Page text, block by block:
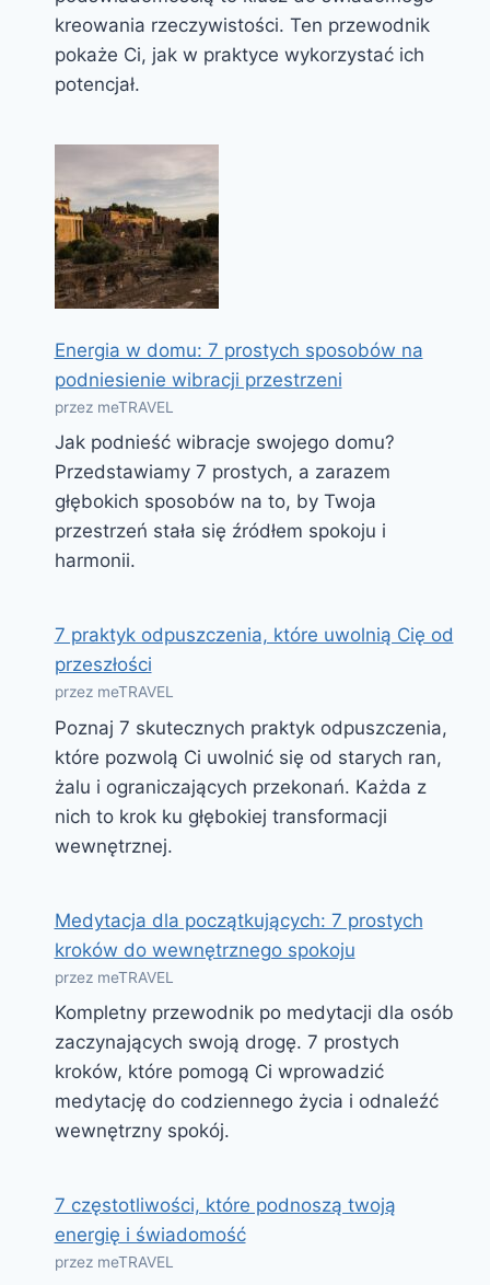
kreowania rzeczywistości. Ten przewodnik
pokaże Ci, jak w praktyce wykorzystać ich
potencjał.
Energia w domu: 7 prostych sposobów na
podniesienie wibracji przestrzeni
przez meTRAVEL
Jak podnieść wibracje swojego domu?
Przedstawiamy 7 prostych, a zarazem
głębokich sposobów na to, by Twoja
przestrzeń stała się źródłem spokoju i
harmonii.
7 praktyk odpuszczenia, które uwolnią Cię od
przeszłości
przez meTRAVEL
Poznaj 7 skutecznych praktyk odpuszczenia,
które pozwolą Ci uwolnić się od starych ran,
żalu i ograniczających przekonań. Każda z
nich to krok ku głębokiej transformacji
wewnętrznej.
Medytacja dla początkujących: 7 prostych
kroków do wewnętrznego spokoju
przez meTRAVEL
Kompletny przewodnik po medytacji dla osób
zaczynających swoją drogę. 7 prostych
kroków, które pomogą Ci wprowadzić
medytację do codziennego życia i odnaleźć
wewnętrzny spokój.
7 częstotliwości, które podnoszą twoją
energię i świadomość
przez meTRAVEL